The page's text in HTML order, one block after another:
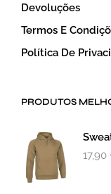
Devoluções
Termos E
Política De
PRODUTOS
17,90